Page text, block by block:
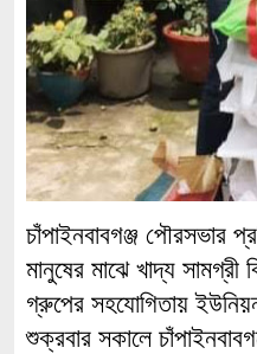
চাঁপাইনবাবগঞ্জ পৌরসভার
মানুষের মাঝে খাদ্য
গ্রুপের সহযোগিতায়
শুক্রবার সকালে